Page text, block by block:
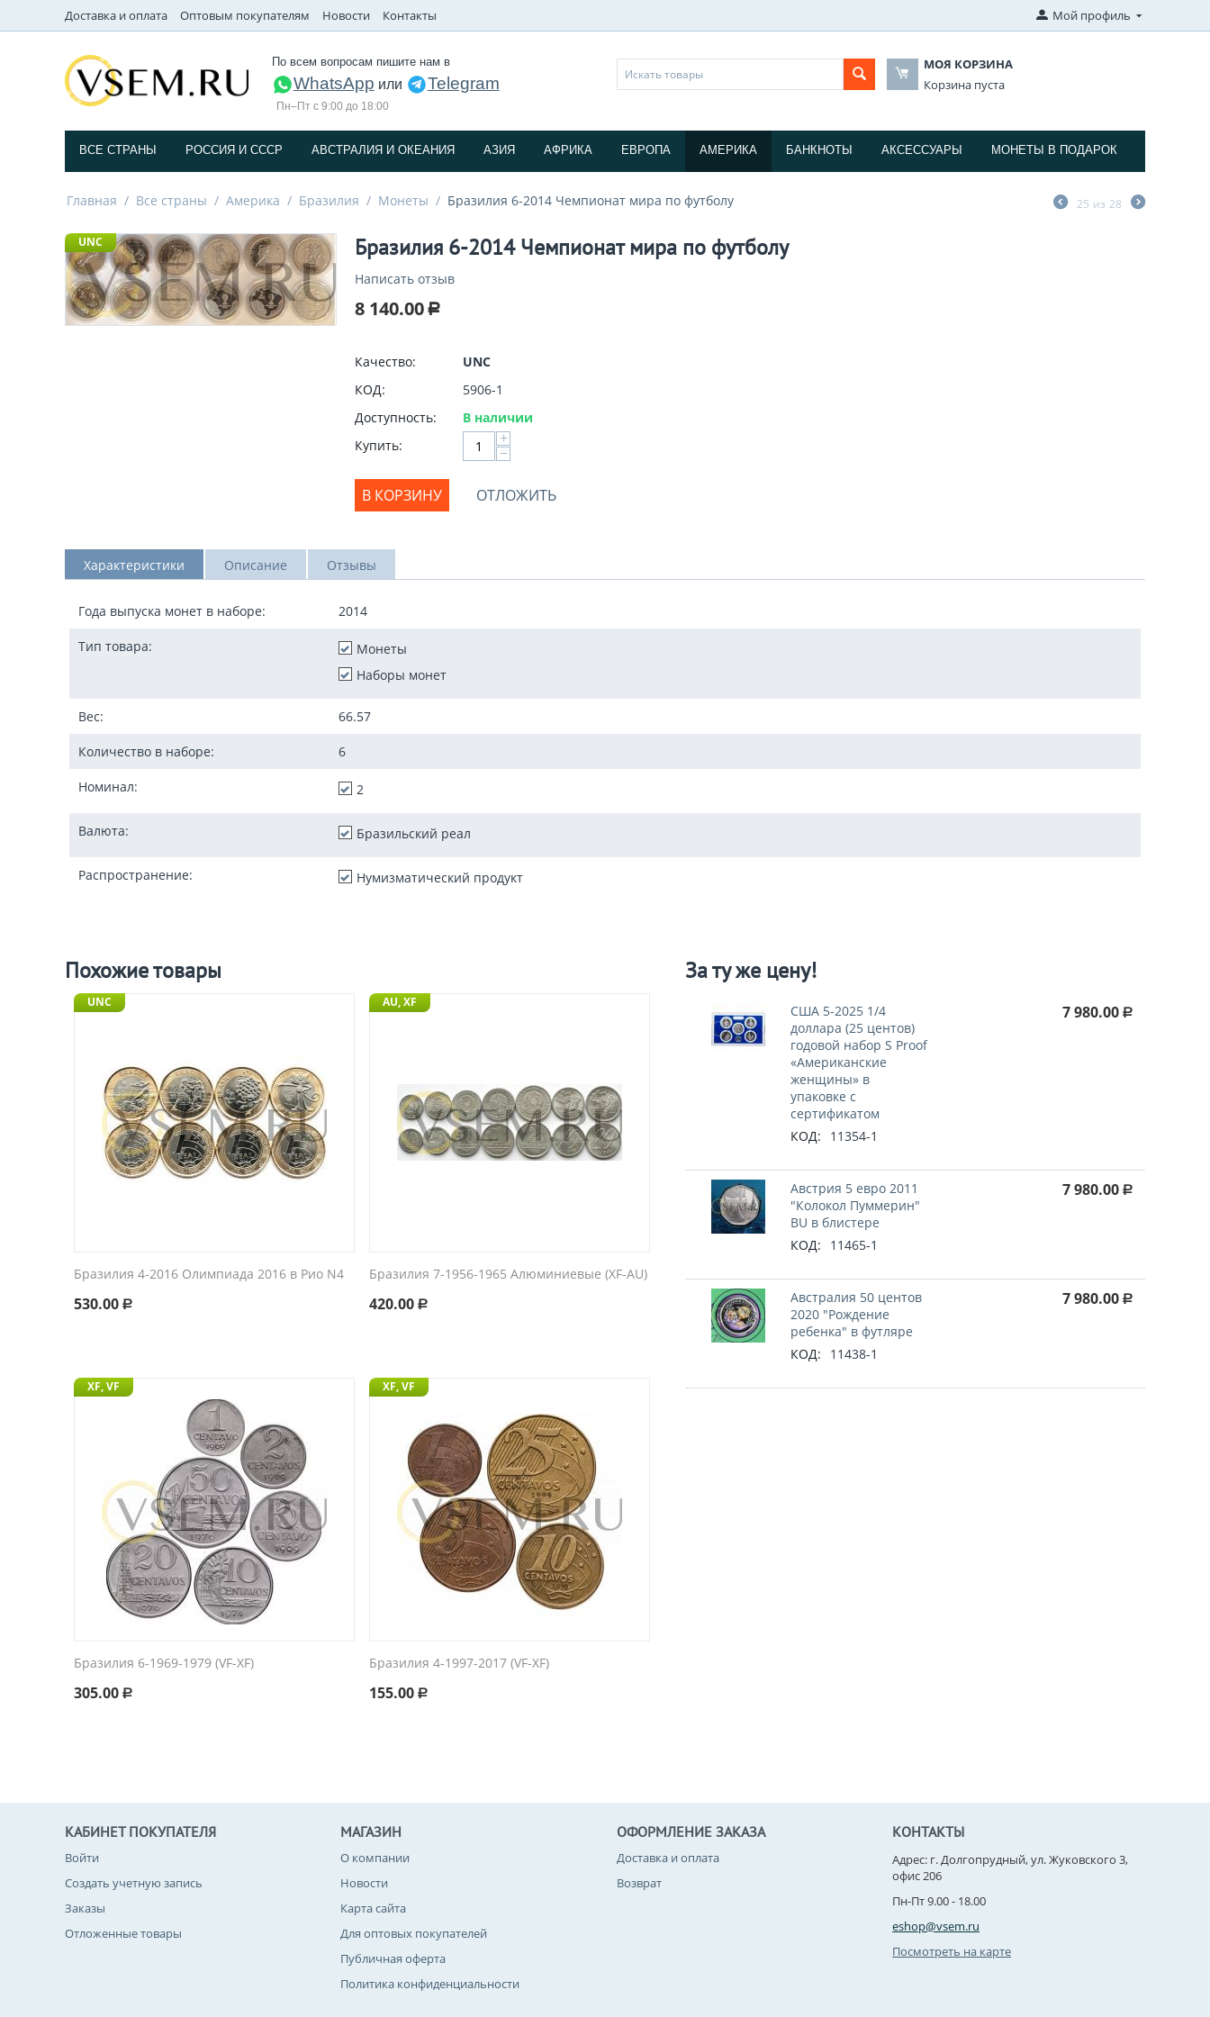
Доставка и оплата Оптовым покупателям Новости Контакты Мой профиль
По всем вопросам пишите нам в
WhatsApp или Telegram
Пн–Пт с 9:00 до 18:00
МОЯ КОРЗИНА
Корзина пуста
ВСЕ СТРАНЫ РОССИЯ И СССP АВСТРАЛИЯ И ОКЕАНИЯ АЗИЯ АФРИКА ЕВРОПА АМЕРИКА БАНКНОТЫ АКСЕССУАРЫ МОНЕТЫ В ПОДАРОК
Главная / Все страны / Америка / Бразилия / Монеты / Бразилия 6-2014 Чемпионат мира по футболу 25 из 28
UNC Бразилия 6-2014 Чемпионат мира по футболу
Написать отзыв
8 140.00 Р
Качество:
UNC
КОД:
5906-1
Доступность:
В наличии
Купить:
+
−
В КОРЗИНУ ОТЛОЖИТЬ
Характеристики Описание Отзывы
Года выпуска монет в наборе: 2014
Тип товара:
Монеты
Наборы монет
Вес: 66.57
Количество в наборе: 6
Номинал: 2
Валюта: Бразильский реал
Распространение: Нумизматический продукт
Похожие товары
UNC
Бразилия 4-2016 Олимпиада 2016 в Рио N4
530.00 Р
AU, XF
Бразилия 7-1956-1965 Алюминиевые (XF-AU)
420.00 Р
XF, VF
Бразилия 6-1969-1979 (VF-XF)
305.00 Р
XF, VF
Бразилия 4-1997-2017 (VF-XF)
155.00 Р
За ту же цену!
США 5-2025 1/4
доллара (25 центов)
годовой набор S Proof
«Американские
женщины» в
упаковке с
сертификатом
КОД:
11354-1
7 980.00 Р
Австрия 5 евро 2011
"Колокол Пуммерин"
BU в блистере
КОД:
11465-1
7 980.00 Р
Австралия 50 центов
2020 "Рождение
ребенка" в футляре
КОД:
11438-1
7 980.00 Р
КАБИНЕТ ПОКУПАТЕЛЯ
Войти
Создать учетную запись
Заказы
Отложенные товары
МАГАЗИН
О компании
Новости
Карта сайта
Для оптовых покупателей
Публичная оферта
Политика конфиденциальности
ОФОРМЛЕНИЕ ЗАКАЗА
Доставка и оплата
Возврат
КОНТАКТЫ
Адрес: г. Долгопрудный, ул. Жуковского 3,
офис 206
Пн-Пт 9.00 - 18.00
eshop@vsem.ru
Посмотреть на карте